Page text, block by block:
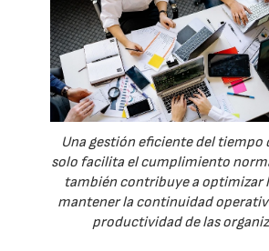
Una gestión eficiente del tiempo
solo facilita el cumplimiento
también contribuye a optimizar
mantener la continuidad
productividad de las